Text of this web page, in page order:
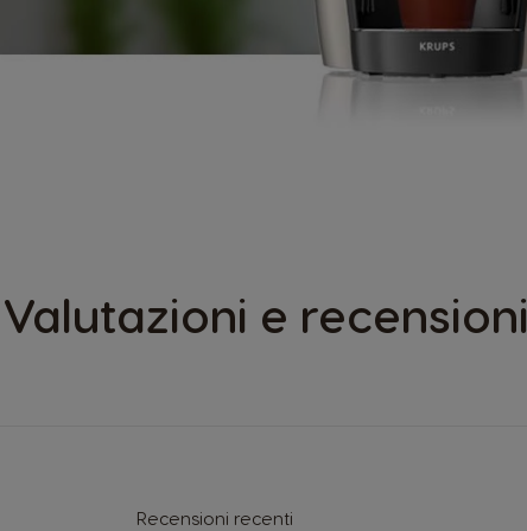
Valutazioni e recensioni
Recensioni recenti